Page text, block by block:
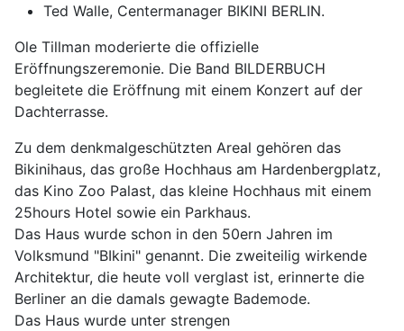
Ted Walle, Centermanager BIKINI BERLIN.
Ole Tillman moderierte die offizielle
Eröffnungszeremonie. Die Band BILDERBUCH
begleitete die Eröffnung mit einem Konzert auf der
Dachterrasse.
Zu dem denkmalgeschützten Areal gehören das
Bikinihaus, das große Hochhaus am Hardenbergplatz,
das Kino Zoo Palast, das kleine Hochhaus mit einem
25hours Hotel sowie ein Parkhaus.
Das Haus wurde schon in den 50ern Jahren im
Volksmund "BIkini" genannt. Die zweiteilig wirkende
Architektur, die heute voll verglast ist, erinnerte die
Berliner an die damals gewagte Bademode.
Das Haus wurde unter strengen